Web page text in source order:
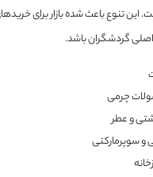
این تنوع باعث شده بازار برای
گردشگران باشد.
چرمی
و عطر
و سوپرمارکتی